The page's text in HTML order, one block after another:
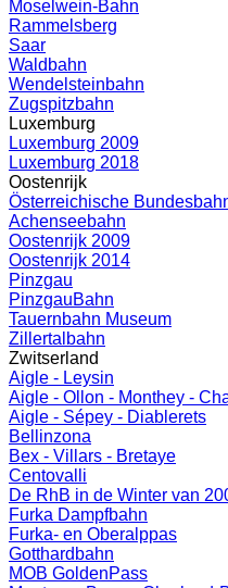
Moselwein-Bahn
Rammelsberg
Saar
Waldbahn
Wendelsteinbahn
Zugspitzbahn
Luxemburg
Luxemburg 2009
Luxemburg 2018
Oostenrijk
Österreichische
Achenseebahn
Oostenrijk 2009
Oostenrijk 2014
Pinzgau
PinzgauBahn
Tauernbahn Museum
Zillertalbahn
Zwitserland
Aigle - Leysin
Aigle - Ollon - Monthey -
Aigle - Sépey - Diablerets
Bellinzona
Bex - Villars - Bretaye
Centovalli
De RhB in de Winter van
Furka Dampfbahn
Furka- en Oberalppas
Gotthardbahn
MOB GoldenPass